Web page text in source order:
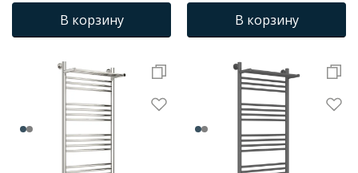
В корзину В корзину